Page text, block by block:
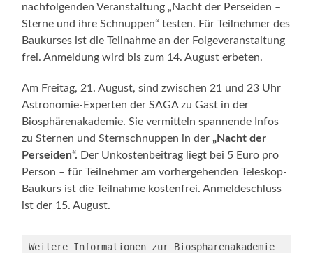
nachfolgenden Veranstaltung „Nacht der Perseiden –
Sterne und ihre Schnuppen“ testen. Für Teilnehmer des
Baukurses ist die Teilnahme an der Folgeveranstaltung
frei. Anmeldung wird bis zum 14. August erbeten.
Am Freitag, 21. August, sind zwischen 21 und 23 Uhr
Astronomie-Experten der SAGA zu Gast in der
Biosphärenakademie. Sie vermitteln spannende Infos
zu Sternen und Sternschnuppen in der„Nacht der
Perseiden“. Der Unkostenbeitrag liegt bei 5 Euro pro
Person – für Teilnehmer am vorhergehenden Teleskop-
Baukurs ist die Teilnahme kostenfrei. Anmeldeschluss
ist der 15. August.
Weitere Informationen zur Biosphärenakademie